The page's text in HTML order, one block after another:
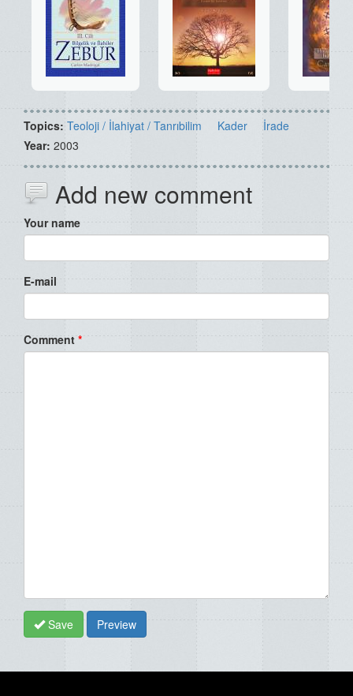
Topics: Teoloji / İlahiyat / Tanrıbilim Kader
İrade
Year: 2003
Add new comment
Your name
E-mail
Comment *
Save Preview